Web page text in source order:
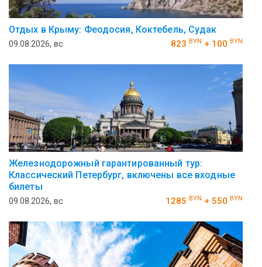
Отдых в Крыму: Феодосия, Коктебель, Судак
09.08.2026, вс 823 BYN + 100 BYN
Железнодорожный гарантированный тур:
Классический Петербург, включены все входные
билеты
09.08.2026, вс 1285 BYN + 550 BYN